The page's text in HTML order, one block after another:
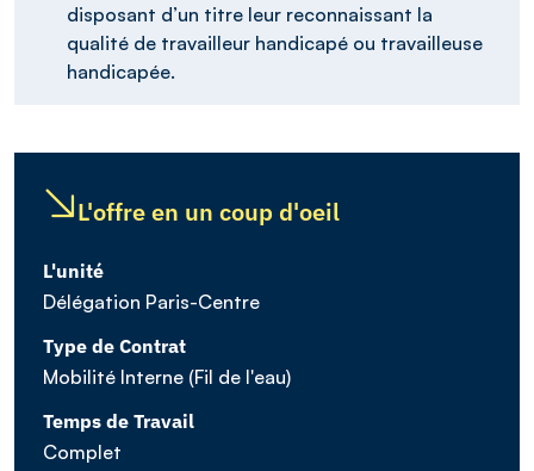
disposant d’un titre leur reconnaissant la
qualité de travailleur handicapé ou travailleuse
handicapée.
L'offre en un coup d'oeil
L'unité
Délégation Paris-Centre
Type de Contrat
Mobilité Interne (Fil de l'eau)
Temps de Travail
Complet